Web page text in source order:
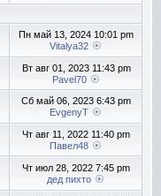
Пн май 13, 2024 10:01 pm
Vitalya32
Вт авг 01, 2023 11:43 pm
Pavel70
Сб май 06, 2023 6:43 pm
EvgenyT
Чт авг 11, 2022 11:40 pm
Павел48
Чт июл 28, 2022 7:45 pm
дед пихто